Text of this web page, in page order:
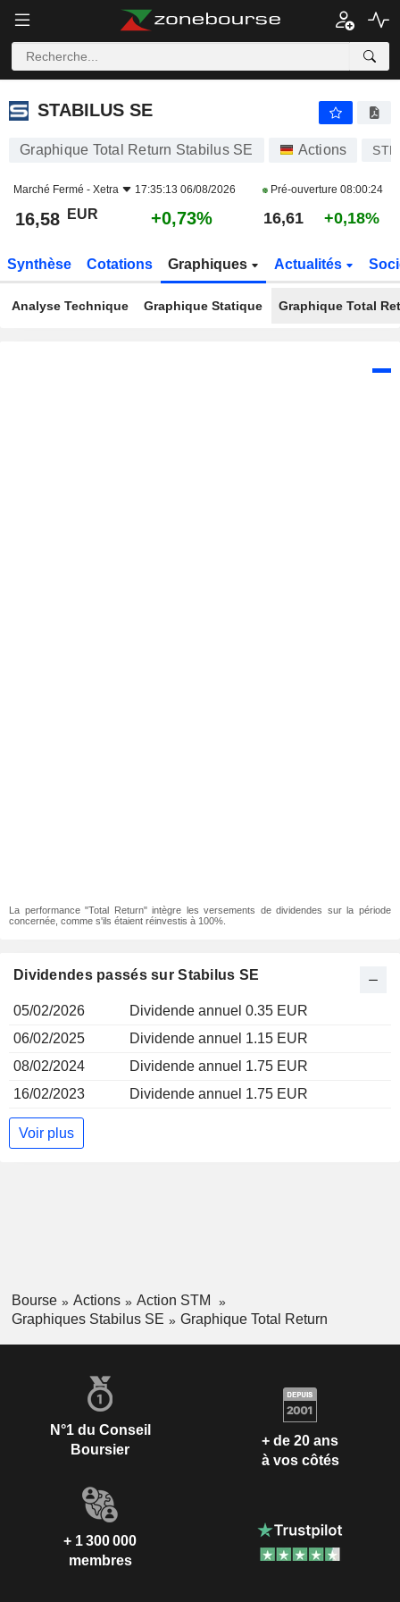
STABILUS SE
STABILUS SE
Graphique Total Return Stabilus SE Actions STM
Marché Fermé - Xetra 17:35:13 06/08/2026 Pré-ouverture 08:00:24
16,58 EUR +0,73% 16,61 +0,18%
Synthèse Cotations Graphiques Actualités
Analyse Technique Graphique Statique Graphique Total
La performance "Total Return" intègre les versements de dividendes sur la période
concernée, comme s'ils étaient réinvestis à 100%.
Dividendes passés sur Stabilus SE
05/02/2026
Dividende annuel 0.35 EUR
06/02/2025
Dividende annuel 1.15 EUR
08/02/2024
Dividende annuel 1.75 EUR
16/02/2023
Dividende annuel 1.75 EUR
Voir plus
Bourse Actions
Action STM
Graphiques Stabilus SE
Graphique Total Return
N°1 du Conseil
Boursier
+ de 20 ans
à vos côtés
+ 1 300 000
membres